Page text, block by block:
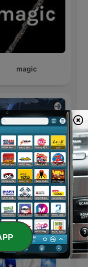
magic
World war III
de Arte